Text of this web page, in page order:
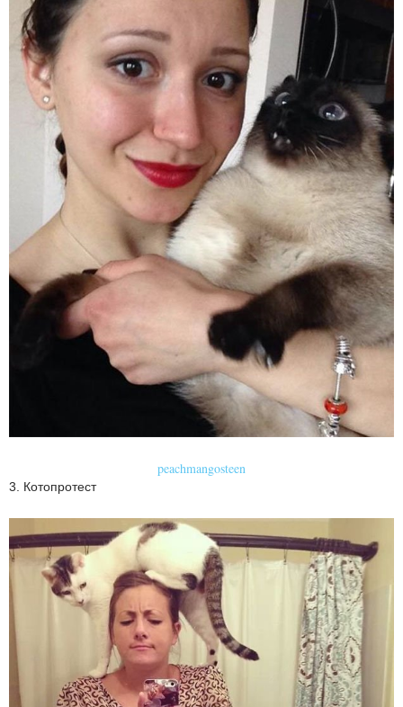
peachmangosteen
3. Котопротест